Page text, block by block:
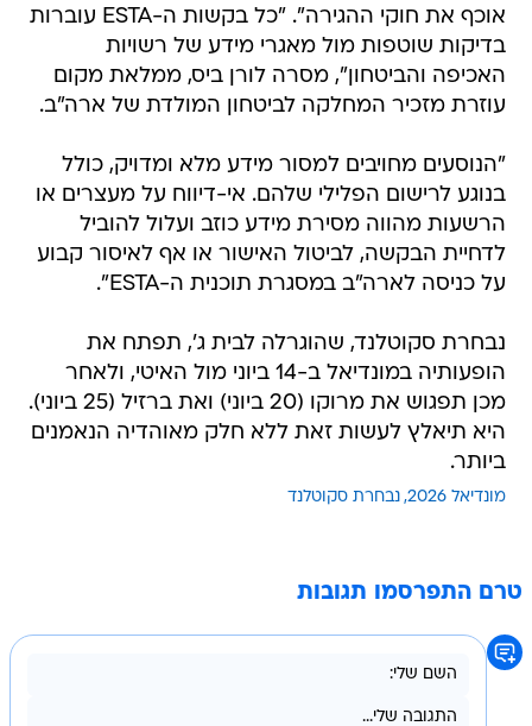
אוכף את חוקי ההגירה". "כל בקשות ה-ESTA עוברות
בדיקות שוטפות מול מאגרי מידע של רשויות
האכיפה והביטחון", מסרה לורן ביס, ממלאת מקום
עוזרת מזכיר המחלקה לביטחון המולדת של ארה"ב.
"הנוסעים מחויבים למסור מידע מלא ומדויק, כולל
בנוגע לרישום הפלילי שלהם. אי-דיווח על מעצרים או
הרשעות מהווה מסירת מידע כוזב ועלול להוביל
לדחיית הבקשה, לביטול האישור או אף לאיסור קבוע
על כניסה לארה"ב במסגרת תוכנית ה-ESTA".
נבחרת סקוטלנד, שהוגרלה לבית ג', תפתח את
הופעותיה במונדיאל ב-14 ביוני מול האיטי, ולאחר
מכן תפגוש את מרוקו (20 ביוני) ואת ברזיל (25 ביוני).
היא תיאלץ לעשות זאת ללא חלק מאוהדיה הנאמנים
ביותר.
מונדיאל 2026 נבחרת סקוטלנד
טרם התפרסמו תגובות